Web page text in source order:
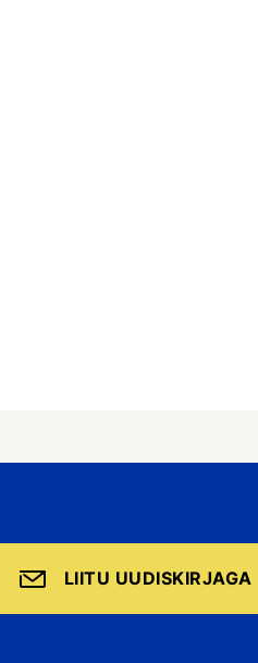
LIITU UUDISKIRJAGA